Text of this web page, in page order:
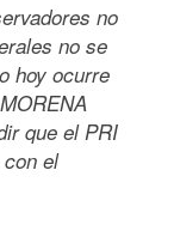
no
no se
hoy ocurre
que el PRI
el